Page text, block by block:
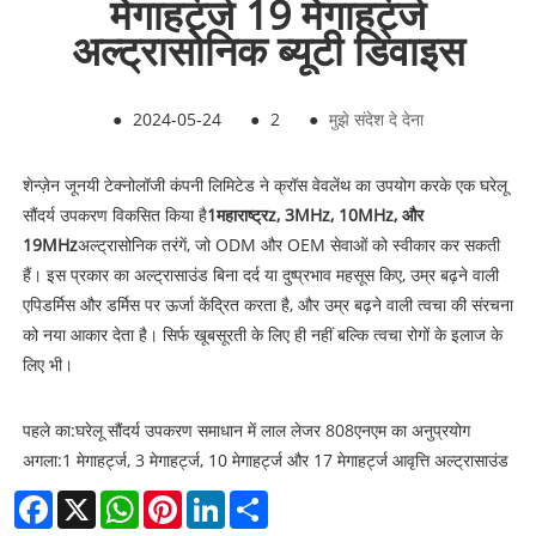
मेगाहर्ट्ज 19 मेगाहर्ट्ज
अल्ट्रासोनिक ब्यूटी डिवाइस
● 2024-05-24 ● 2 ● मुझे संदेश दे देना
शेन्ज़ेन जूनयी टेक्नोलॉजी कंपनी लिमिटेड ने क्रॉस वेवलेंथ का उपयोग करके एक घरेलू
सौंदर्य उपकरण विकसित किया है1महाराष्ट्रz, 3MHz, 10MHz, और
19MHzअल्ट्रासोनिक तरंगें, जो ODM और OEM सेवाओं को स्वीकार कर सकती
हैं। इस प्रकार का अल्ट्रासाउंड बिना दर्द या दुष्प्रभाव महसूस किए, उम्र बढ़ने वाली
एपिडर्मिस और डर्मिस पर ऊर्जा केंद्रित करता है, और उम्र बढ़ने वाली त्वचा की संरचना
को नया आकार देता है। सिर्फ खूबसूरती के लिए ही नहीं बल्कि त्वचा रोगों के इलाज के
लिए भी।
पहले का:घरेलू सौंदर्य उपकरण समाधान में लाल लेजर 808एनएम का अनुप्रयोग
अगला:1 मेगाहर्ट्ज, 3 मेगाहर्ट्ज, 10 मेगाहर्ट्ज और 17 मेगाहर्ट्ज आवृत्ति अल्ट्रासाउंड
Facebook
X WhatsAppPinterestLinkedIn